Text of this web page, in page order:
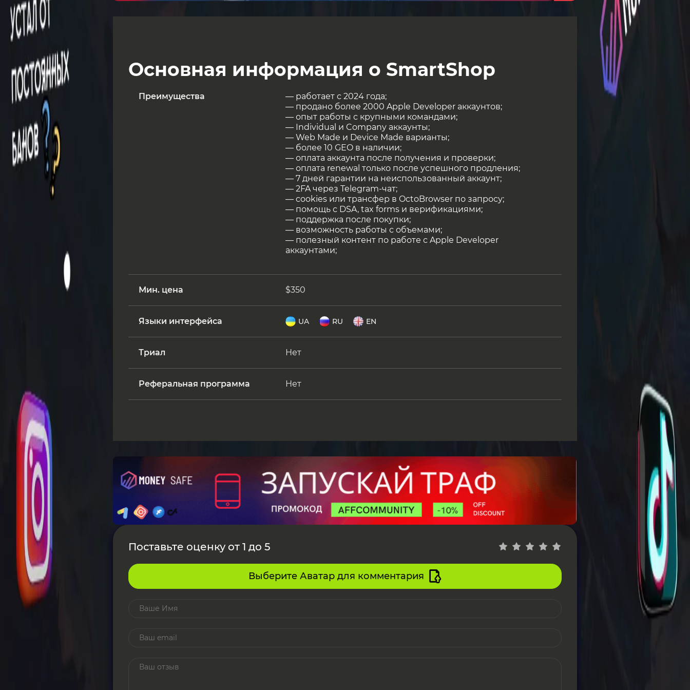
Основная информация о SmartShop
Преимущества
— работает с 2024 года;
— продано более 2000 Apple Developer аккаунтов;
— опыт работы с крупными командами;
— Individual и Company аккаунты;
— Web Made и Device Made варианты;
— более 10 GEO в наличии;
— оплата аккаунта после получения и проверки;
— оплата renewal только после успешного продления;
— 7 дней гарантии на неиспользованный аккаунт;
— 2FA через Telegram-чат;
— cookies или трансфер в OctoBrowser по запросу;
— помощь с DSA, tax forms и верификациями;
— поддержка после покупки;
— возможность работы с объемами;
— полезный контент по работе с Apple Developer
аккаунтами;
Мин. цена $350
Языки интерфейса UA RU EN
Триал Нет
Реферальная программа Нет
Поставьте оценку от 1 до 5
Выберите Аватар для комментария